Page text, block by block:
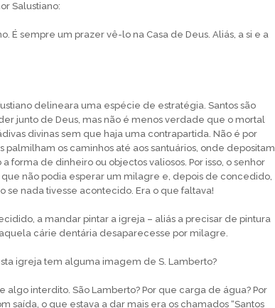
Salustiano:
sempre um prazer vê-lo na Casa de Deus. Aliás, a si e a
delineara uma espécie de estratégia. Santos são
junto de Deus, mas não é menos verdade que o mortal
divinas sem que haja uma contrapartida. Não é por
palmilham os caminhos até aos santuários, onde depositam
forma de dinheiro ou objectos valiosos. Por isso, o senhor
não podia esperar um milagre e, depois de concedido,
se nada tivesse acontecido. Era o que faltava!
a mandar pintar a igreja – aliás a precisar de pin­tura
cárie dentária desaparecesse por milagre.
igreja tem alguma imagem de S. Lamberto?
algo interdito. São Lamberto? Por que carga de água? Por
saída, o que estava a dar mais era os chamados “Santos